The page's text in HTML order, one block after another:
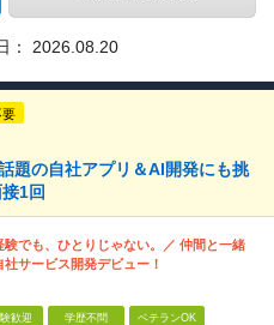
： 2026.08.20
要
題の自社アプリ＆AI開発にも挑
1回
験でも、ひとりじゃない。／ 仲間と一緒
社サービス開発デビュー！
歓迎 学歴不問 ベテランOK